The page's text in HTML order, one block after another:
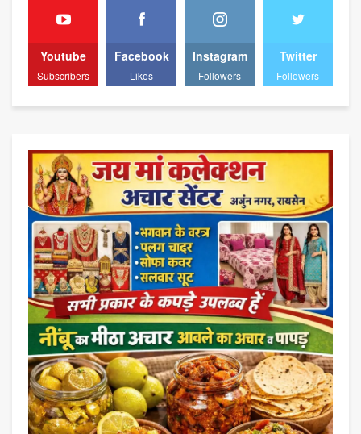
Youtube
Subscribers
Facebook
Likes
Instagram
Followers
Twitter
Followers